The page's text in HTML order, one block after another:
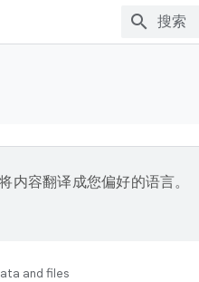
内容翻译成您偏好的语言。
and files